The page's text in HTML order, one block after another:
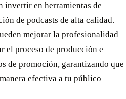
invertir en herramientas de
de podcasts de alta calidad.
mejorar la profesionalidad
el proceso de producción e
de promoción, garantizando que
efectiva a tu público